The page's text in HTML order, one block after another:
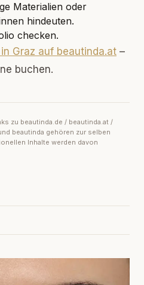
Materialien oder
hindeuten.
checken.
Graz auf beautinda.at –
buchen.
zu beautinda.de / beautinda.at /
beautinda gehören zur selben
Inhalte werden davon